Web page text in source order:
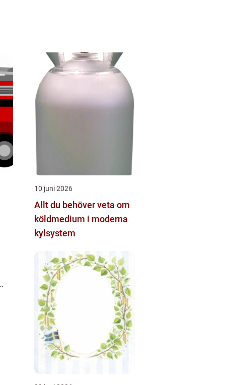
10 juni 2026
Allt du behöver veta om
köldmedium i moderna
kylsystem